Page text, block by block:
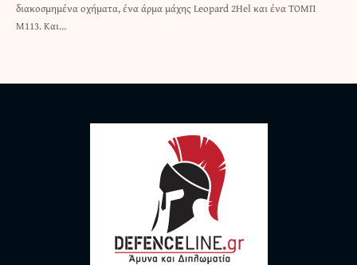
διακοσμημένα οχήματα, ένα άρμα μάχης Leopard 2Hel και ένα ΤΟΜΠ
M113. Και…